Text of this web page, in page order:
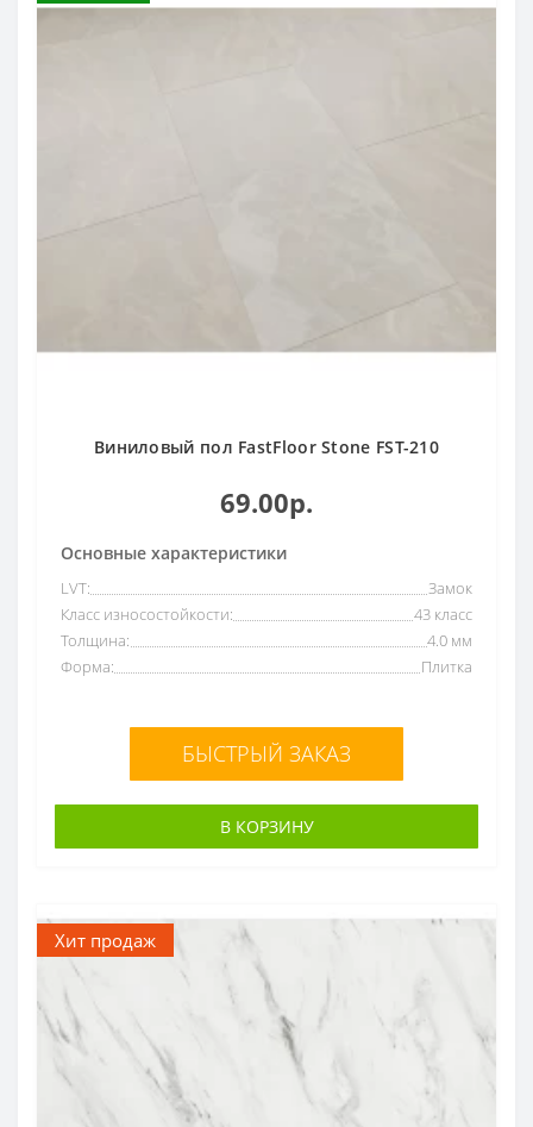
Виниловый пол FastFloor Stone FST-210
69.00р.
Основные характеристики
LVT:
Замок
Класс износостойкости:
43 класс
Толщина:
4.0 мм
Форма:
Плитка
БЫСТРЫЙ ЗАКАЗ
В КОРЗИНУ
Хит продаж